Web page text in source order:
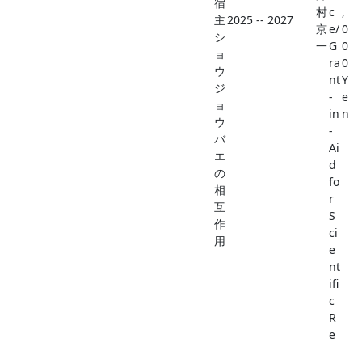
主
シ
ョ
ウ
ジ
ョ
ウ
バ
エ
の
相
互
作
用
2025 -- 2027
村
京
一
c
e/
G
ra
nt
-
in
-
Ai
d
fo
r
S
ci
e
nt
ifi
c
R
e
,
0
0
0
Y
e
n